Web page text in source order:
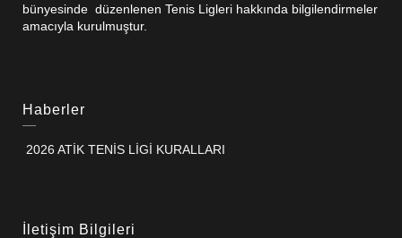
bünyesinde düzenlenen Tenis Ligleri hakkında bilgilendirmeler
amacıyla kurulmuştur.
Haberler
2026 ATİK TENİS LİGİ KURALLARI
İletişim Bilgileri